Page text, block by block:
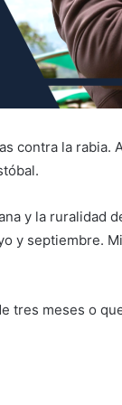
contra la
y la ruralidad
y septiembre.
tres meses o